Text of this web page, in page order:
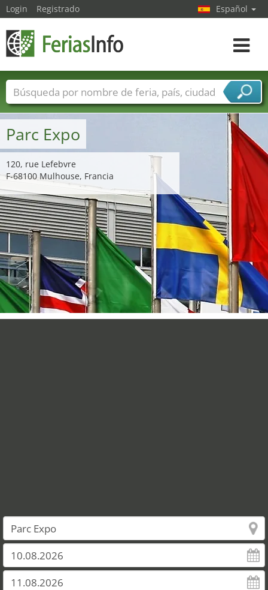
Parc Expo
120, rue Lefebvre
F-68100 Mulhouse, Francia
Login Registrado Español
toggle
Nombres de ferias Países
Ciudades
Sectores de ferias
Sectores de proveedor de servicios